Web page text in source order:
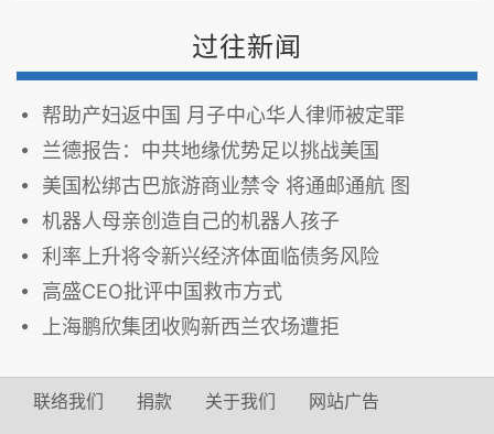
过往新闻
帮助产妇返中国 月子中心华人律师被定罪
兰德报告：中共地缘优势足以挑战美国
美国松绑古巴旅游商业禁令 将通邮通航 图
机器人母亲创造自己的机器人孩子
利率上升将令新兴经济体面临债务风险
高盛CEO批评中国救市方式
上海鹏欣集团收购新西兰农场遭拒
联络我们 捐款 关于我们 网站广告